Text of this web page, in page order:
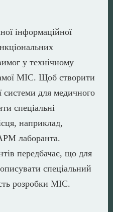
інформаційної
у технічному
МІС. Щоб створити
системи для медичного
спеціальні
наприклад,
лаборанта.
передбачає, що для
спеціальний
розробки МІС.